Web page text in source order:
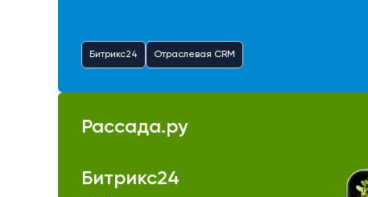
Битрикс24 Отраслевая CRM
Рассада.ру
Битрикс24